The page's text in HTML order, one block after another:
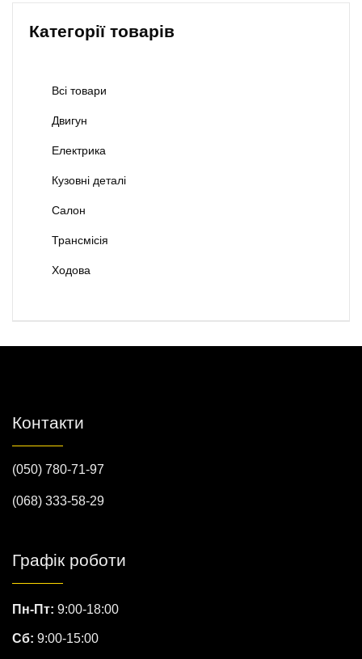
Категорії товарів
Всі товари
Двигун
Електрика
Кузовні деталі
Салон
Трансмісія
Ходова
Контакти
(050) 780-71-97
(068) 333-58-29
Графік роботи
Пн-Пт: 9:00-18:00
Сб: 9:00-15:00